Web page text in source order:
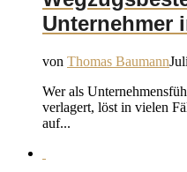
Unternehmer
von Thomas Baumann
Wer als
verlagert, löst in vielen
auf...